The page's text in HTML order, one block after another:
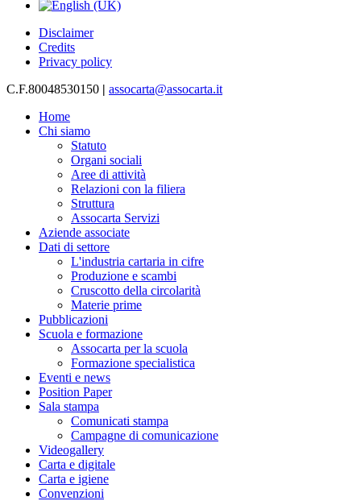
Disclaimer
Credits
Privacy policy
C.F.80048530150 | assocarta@assocarta.it
Home
Chi siamo
Statuto
Organi sociali
Aree di attività
Relazioni con la filiera
Struttura
Assocarta Servizi
Aziende associate
Dati di settore
L'industria cartaria in cifre
Produzione e scambi
Cruscotto della circolarità
Materie prime
Pubblicazioni
Scuola e formazione
Assocarta per la scuola
Formazione specialistica
Eventi e news
Position Paper
Sala stampa
Comunicati stampa
Campagne di comunicazione
Videogallery
Carta e digitale
Carta e igiene
Convenzioni